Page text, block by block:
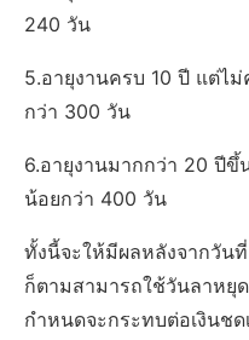
240 วัน
5.อายุงานครบ 10 ปี แต่ไ
กว่า 300 วัน
6.อายุงานมากกว่า 20 ปีขึ้
น้อยกว่า 400 วัน
ทั้งนี้จะให้มีผลหลังจากวัน
ก็ตามสามารถใช้วันลาหยุ
กำหนดจะกระทบต่อเงินช